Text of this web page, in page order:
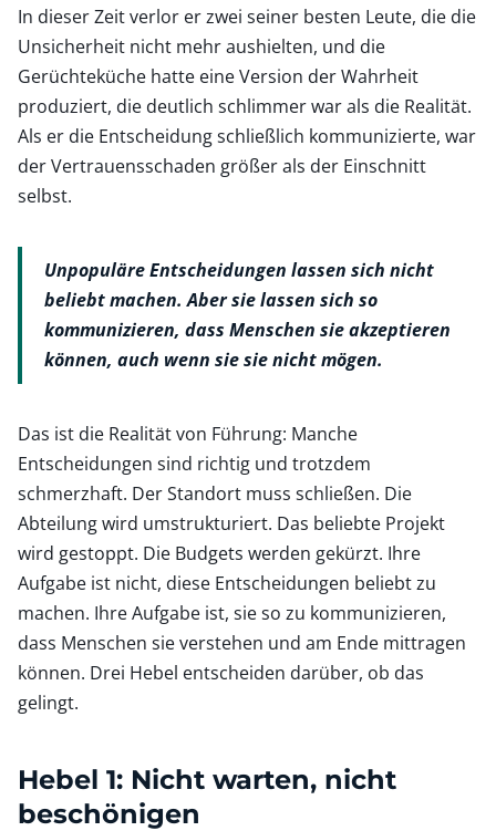
In dieser Zeit verlor er zwei seiner besten Leute, die die
Unsicherheit nicht mehr aushielten, und die
Gerüchteküche hatte eine Version der Wahrheit
produziert, die deutlich schlimmer war als die Realität.
Als er die Entscheidung schließlich kommunizierte, war
der Vertrauensschaden größer als der Einschnitt
selbst.
Unpopuläre Entscheidungen lassen sich nicht
beliebt machen. Aber sie lassen sich so
kommunizieren, dass Menschen sie akzeptieren
können, auch wenn sie sie nicht mögen.
Das ist die Realität von Führung: Manche
Entscheidungen sind richtig und trotzdem
schmerzhaft. Der Standort muss schließen. Die
Abteilung wird umstrukturiert. Das beliebte Projekt
wird gestoppt. Die Budgets werden gekürzt. Ihre
Aufgabe ist nicht, diese Entscheidungen beliebt zu
machen. Ihre Aufgabe ist, sie so zu kommunizieren,
dass Menschen sie verstehen und am Ende mittragen
können. Drei Hebel entscheiden darüber, ob das
gelingt.
Hebel 1: Nicht warten, nicht
beschönigen